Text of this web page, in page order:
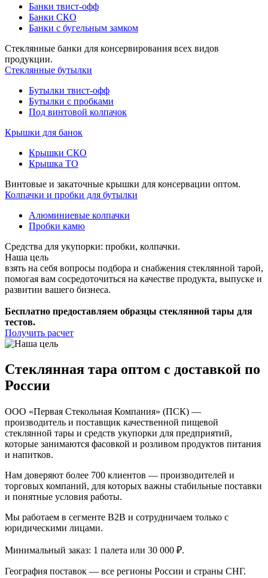
Банки твист-офф
Банки СКО
Банки с бугельным замком
Стеклянные банки для консервирования всех видов
продукции.
Стеклянные бутылки
Бутылки твист-офф
Бутылки с пробками
Под винтовой колпачок
Крышки для банок
Крышки СКО
Крышка ТО
Винтовые и закаточные крышки для консервации оптом.
Колпачки и пробки для бутылки
Алюминиевые колпачки
Пробки камю
Средства для укупорки: пробки, колпачки.
Наша цель
взять на себя вопросы подбора и снабжения стеклянной тарой,
помогая вам сосредоточиться на качестве продукта, выпуске и
развитии вашего бизнеса.
Бесплатно предоставляем образцы стеклянной тары для
тестов.
Получить расчет
Стеклянная тара оптом с доставкой по
России
ООО «Первая Стекольная Компания» (ПСК) —
производитель и поставщик качественной пищевой
стеклянной тары и средств укупорки для предприятий,
которые занимаются фасовкой и розливом продуктов питания
и напитков.
Нам доверяют более 700 клиентов — производителей и
торговых компаний, для которых важны стабильные поставки
и понятные условия работы.
Мы работаем в сегменте B2B и сотрудничаем только с
юридическими лицами.
Минимальный заказ: 1 палета или 30 000 ₽.
География поставок — все регионы России и страны СНГ.